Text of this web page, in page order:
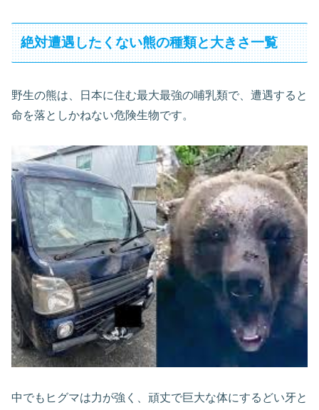
絶対遭遇したくない熊の種類と大きさ一覧
野生の熊は、日本に住む最大最強の哺乳類で、遭遇すると
命を落としかねない危険生物です。
中でもヒグマは力が強く、頑丈で巨大な体にするどい牙と